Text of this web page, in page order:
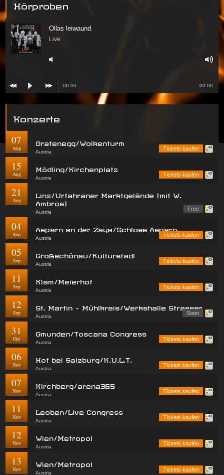
Hörproben
Ollas leiwaund
Live
00:00 00:00
Konzerte
07
Aug
Grafenegg/Wolkenturm
Austria
Tickets kaufen
15
Aug
Mödling/Kirchenplatz
Austria
Tickets kaufen
21
Aug
Linz/Urfahraner Marktgelände (mit W.
Ambros)
Austria
Free
04
Sep
Asparn an der Zaya/Schloss Asparn
Austria
Tickets kaufen
05
Sep
Großschönau/Kulturstadl
Austria
Tickets kaufen
11
Sep
Klam/Meierhof
Austria
Tickets kaufen
12
Sep
St. Martin - Mühlkreis/Werkshalle Strasser
Austria
Soon
31
Oct
Gmunden/Toscana Congress
Austria
Tickets kaufen
06
Nov
Hof bei Salzburg/K.U.L.T.
Austria
Tickets kaufen
07
Nov
Kirchberg/arena365
Austria
Tickets kaufen
11
Nov
Leoben/Live Congress
Austria
Tickets kaufen
12
Nov
Wien/Metropol
Austria
Tickets kaufen
13
Nov
Wien/Metropol
Austria
Tickets kaufen